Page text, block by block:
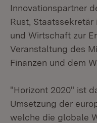
Innovationspartner
Rust, Staatssekretär
und Wirtschaft zur
Veranstaltung des
Finanzen und dem
"Horizont 2020" ist
Umsetzung der
welche die globale